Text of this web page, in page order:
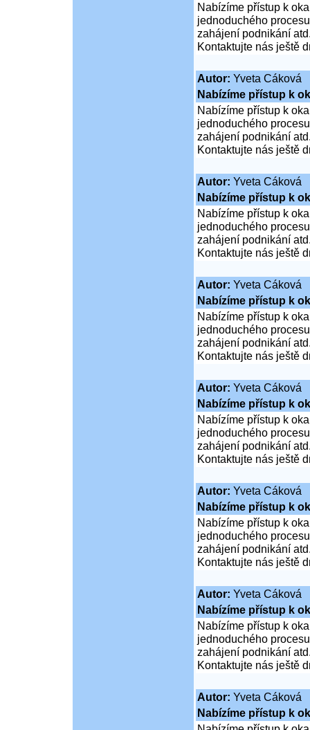
Nabízíme přístup k
jednoduchého
zahájení podnikání
Kontaktujte nás ještě
Autor: Yveta Cáková
Nabízíme přístup k
Nabízíme přístup k
jednoduchého
zahájení podnikání
Kontaktujte nás ještě
Autor: Yveta Cáková
Nabízíme přístup k
Nabízíme přístup k
jednoduchého
zahájení podnikání
Kontaktujte nás ještě
Autor: Yveta Cáková
Nabízíme přístup k
Nabízíme přístup k
jednoduchého
zahájení podnikání
Kontaktujte nás ještě
Autor: Yveta Cáková
Nabízíme přístup k
Nabízíme přístup k
jednoduchého
zahájení podnikání
Kontaktujte nás ještě
Autor: Yveta Cáková
Nabízíme přístup k
Nabízíme přístup k
jednoduchého
zahájení podnikání
Kontaktujte nás ještě
Autor: Yveta Cáková
Nabízíme přístup k
Nabízíme přístup k
jednoduchého
zahájení podnikání
Kontaktujte nás ještě
Autor: Yveta Cáková
Nabízíme přístup k